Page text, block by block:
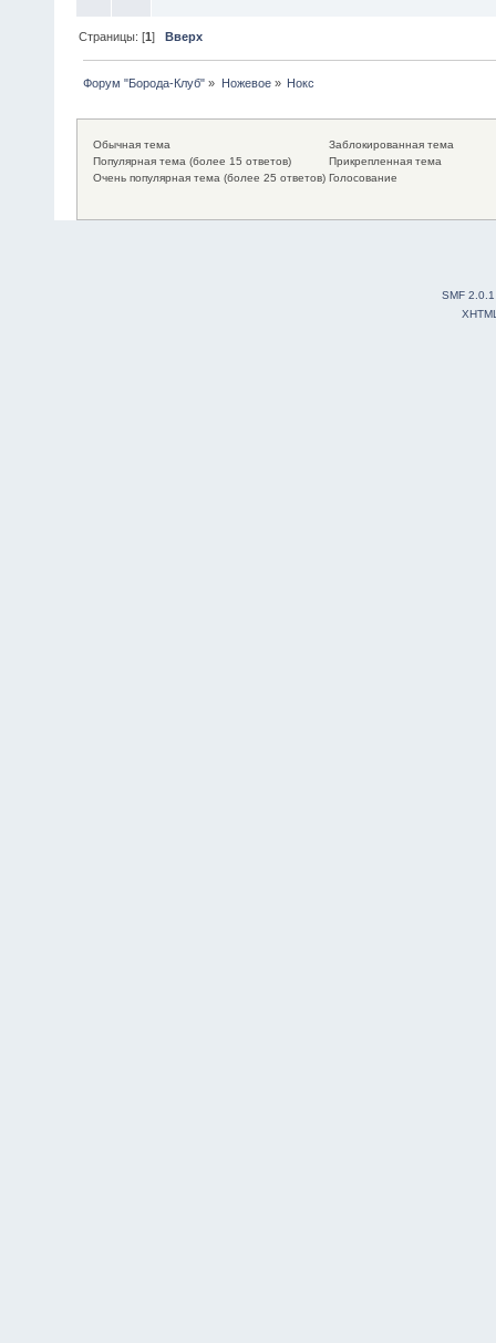
Страницы: [1]Вверх
Форум "Борода-Клуб" » Ножевое» Нокс
Обычная тема
Популярная тема (более 15 ответов)
Очень популярная тема (более 25 ответов)
Заблокированная тема
Прикрепленная тема
Голосование
SMF 2.0.1